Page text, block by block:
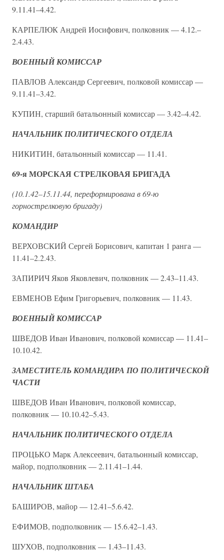
9.11.41–4.42.
КАРПЕЛЮК Андрей Иосифович, полковник — 4.12.–
2.4.43.
ВОЕННЫЙ КОМИССАР
ПАВЛОВ Александр Сергеевич, полковой комиссар —
9.11.41–3.42.
КУПИН, старший батальонный комиссар — 3.42–4.42.
НАЧАЛЬНИК ПОЛИТИЧЕСКОГО ОТДЕЛА
НИКИТИН, батальонный комиссар — 11.41.
69-я МОРСКАЯ СТРЕЛКОВАЯ БРИГАДА
(10.1.42–15.11.44, переформирована в 69-ю
горнострелковую бригаду)
КОМАНДИР
ВЕРХОВСКИЙ Сергей Борисович, капитан 1 ранга —
11.41–2.2.43.
ЗАПИРИЧ Яков Яковлевич, полковник — 2.43–11.43.
ЕВМЕНОВ Ефим Григорьевич, полковник — 11.43.
ВОЕННЫЙ КОМИССАР
ШВЕДОВ Иван Иванович, полковой комиссар — 11.41–
10.10.42.
ЗАМЕСТИТЕЛЬ КОМАНДИРА ПО ПОЛИТИЧЕСКОЙ
ЧАСТИ
ШВЕДОВ Иван Иванович, полковой комиссар,
полковник — 10.10.42–5.43.
НАЧАЛЬНИК ПОЛИТИЧЕСКОГО ОТДЕЛА
ПРОЦЬКО Марк Алексеевич, батальонный комиссар,
майор, подполковник — 2.11.41–1.44.
НАЧАЛЬНИК ШТАБА
БАШИРОВ, майор — 12.41–5.6.42.
ЕФИМОВ, подполковник — 15.6.42–1.43.
ШУХОВ, подполковник — 1.43–11.43.